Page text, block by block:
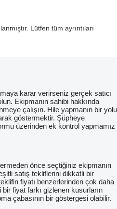
Lütfen tüm ayrıntıları
karar verirseniz gerçek satıcı
Ekipmanın sahibi hakkında
çalışın. Hile yapmanın bir yolu
göstermektir. Şüpheye
üzerinden ek kontrol yapmamız
önce seçtiğiniz ekipmanın
satış tekliflerini dikkatli bir
fiyatı benzerlerinden çok daha
fiyat farkı gizlenen kusurların
çabasının bir göstergesi olabilir.